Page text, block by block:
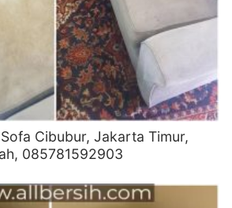
Cibubur, Jakarta Timur,
085781592903